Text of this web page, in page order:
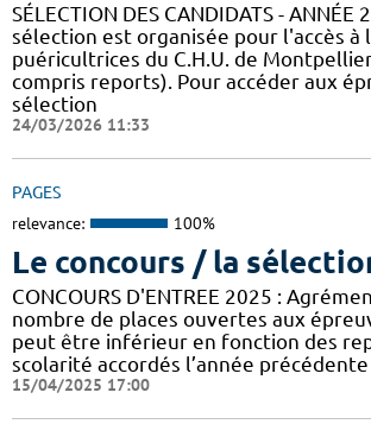
SÉLECTION DES CANDIDATS - ANNÉE
sélection est organisée pour l'accès à
puéricultrices du C.H.U. de
compris reports). Pour accéder aux
sélection
24/03/2026 11:33
PAGES
relevance: 100%
Le concours / la
CONCOURS D'ENTREE 2025 :
nombre de places ouvertes aux
peut être inférieur en fonction des
scolarité accordés l’année
15/04/2025 17:00